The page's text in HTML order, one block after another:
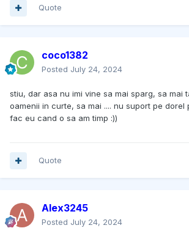
Quote
coco1382
Posted July 24, 2024
stiu, dar asa nu imi vine sa mai sparg, sa mai
oamenii in curte, sa mai .... nu suport pe dorel
fac eu cand o sa am timp :))
Quote
Alex3245
Posted July 24, 2024